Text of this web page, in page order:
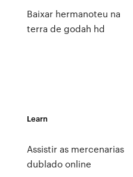
Baixar hermanoteu na
terra de godah hd
Learn
Assistir as mercenarias
dublado online